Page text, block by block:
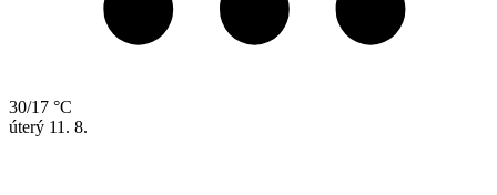
30/17 °C
úterý 11. 8.